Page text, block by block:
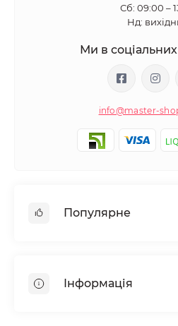
Сб: 09:00 –
Нд:
Ми в
info@master-
Популярне
Парафінотерапія
Інформація